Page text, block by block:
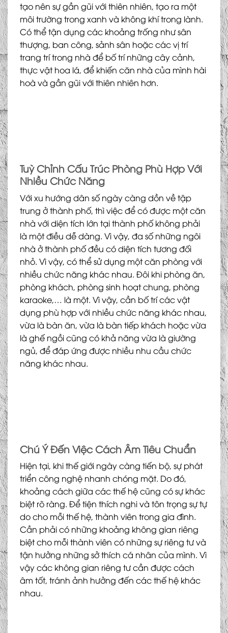
tạo nên sự gần gũi với thiên nhiên, tạo ra một
môi trường trong xanh và không khí trong lành.
Có thể tận dụng các khoảng trống như sân
thượng, ban công, sảnh sân hoặc các vị trí
trang trí trong nhà để bố trí những cây cảnh,
thực vật hoa lá, để khiến căn nhà của mình hài
hoà và gần gũi với thiên nhiên hơn.
Tuỳ Chỉnh Cấu Trúc Phòng Phù Hợp Với
Nhiều Chức Năng
Với xu hướng dân số ngày càng dồn về tập
trung ở thành phố, thì việc để có được một căn
nhà với diện tích lớn tại thành phố không phải
là một điều dễ dàng. Vì vậy, đa số những ngôi
nhà ở thành phố đều có diện tích tương đối
nhỏ. Vì vậy, có thể sử dụng một căn phòng với
nhiều chức năng khác nhau. Đôi khi phòng ăn,
phòng khách, phòng sinh hoạt chung, phòng
karaoke,… là một. Vì vậy, cần bố trí các vật
dụng phù hợp với nhiều chức năng khác nhau,
vừa là bàn ăn, vừa là bàn tiếp khách hoặc vừa
là ghế ngồi cũng có khả năng vừa là giường
ngủ, để đáp ứng được nhiều nhu cầu chức
năng khác nhau.
Chú Ý Đến Việc Cách Âm Tiêu Chuẩn
Hiện tại, khi thế giới ngày càng tiến bộ, sự phát
triển công nghệ nhanh chóng mặt. Do đó,
khoảng cách giữa các thế hệ cũng có sự khác
biệt rõ ràng. Để tiện thích nghi và tôn trọng sự tự
do cho mỗi thế hệ, thành viên trong gia đình.
Cần phải có những khoảng không gian riêng
biệt cho mỗi thành viên có những sự riêng tư và
tận hưởng những sở thích cá nhân của mình. Vì
vậy các không gian riêng tư cần được cách
âm tốt, tránh ảnh hưởng đến các thế hệ khác
nhau.